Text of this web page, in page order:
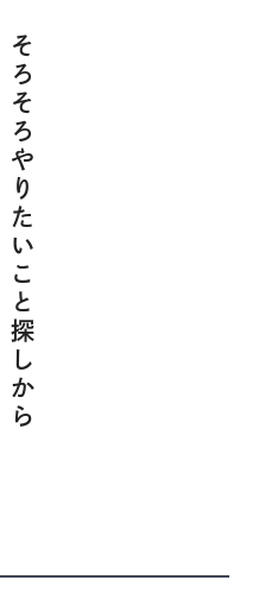
そろそろやりたいこと探しから